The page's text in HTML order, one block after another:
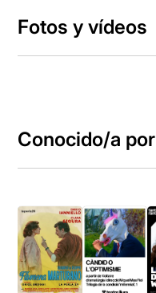
Fotos y vídeos
Conocido/a por